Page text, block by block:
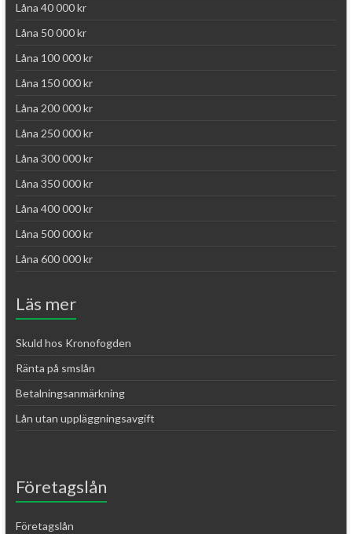
Låna 40 000 kr
Låna 50 000 kr
Låna 100 000 kr
Låna 150 000 kr
Låna 200 000 kr
Låna 250 000 kr
Låna 300 000 kr
Låna 350 000 kr
Låna 400 000 kr
Låna 500 000 kr
Låna 600 000 kr
Läs mer
Skuld hos Kronofogden
Ränta på smslån
Betalningsanmärkning
Lån utan uppläggningsavgift
Företagslån
Företagslån